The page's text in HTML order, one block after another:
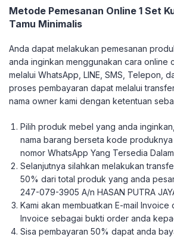
Metode Pemesanan Online 1 Set
Tamu Minimalis
Anda dapat melakukan pemesanan
anda inginkan menggunakan cara online
melalui WhatsApp, LINE, SMS, Telepon,
proses pembayaran dapat melalui
nama owner kami dengan ketentuan
Pilih produk mebel yang anda
nama barang berseta kode
nomor WhatsApp Yang Tersedia
Selanjutnya silahkan melakukan
50% dari total produk yang anda
247-079-3905 A/n HASAN PUTRA
Kami akan membuatkan E-mail Invoice
Invoice sebagai bukti order anda
Sisa pembayaran 50% dapat anda